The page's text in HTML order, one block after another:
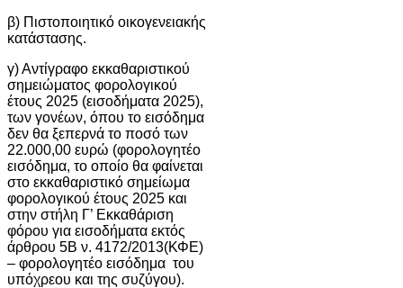
β) Πιστοποιητικό οικογενειακής
κατάστασης.
γ) Αντίγραφο εκκαθαριστικού
σημειώματος φορολογικού
έτους 2025 (εισοδήματα 2025),
των γονέων, όπου το εισόδημα
δεν θα ξεπερνά το ποσό των
22.000,00 ευρώ (φορολογητέο
εισόδημα, το οποίο θα φαίνεται
στο εκκαθαριστικό σημείωμα
φορολογικού έτους 2025 και
στην στήλη Γ’ Εκκαθάριση
φόρου για εισοδήματα εκτός
άρθρου 5Β ν. 4172/2013(ΚΦΕ)
– φορολογητέο εισόδημα του
υπόχρεου και της συζύγου).